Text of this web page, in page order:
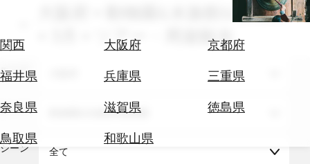
関西 大阪府
京都府
福井県
兵庫県
三重県
奈良県
滋賀県
徳島県
鳥取県
和歌山県
券
テ
を
大阪府 × 動物園&水族館&植物園
× 3月 × ツアー・周遊観光
エリア
テーマ 動物園&水族館&植物園
シーン 全て